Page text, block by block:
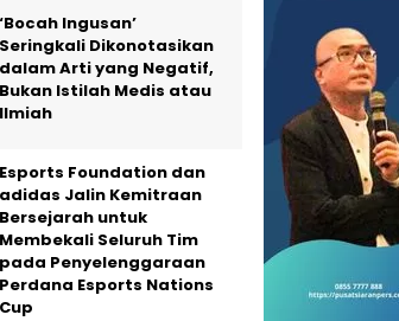
‘Bocah Ingusan’
Seringkali Dikonotasikan
dalam Arti yang Negatif,
Bukan Istilah Medis atau
Ilmiah
Esports Foundation dan
adidas Jalin Kemitraan
Bersejarah untuk
Membekali Seluruh Tim
pada Penyelenggaraan
Perdana Esports Nations
Cup